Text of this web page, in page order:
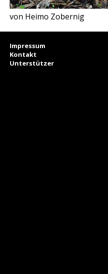
von Heimo Zobernig
Impressum
Kontakt
Unterstützer